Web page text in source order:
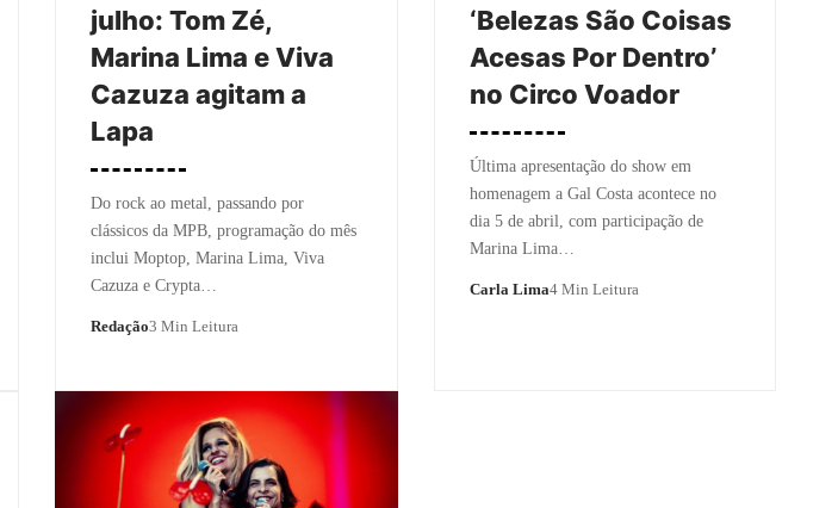
julho: Tom Zé,
Marina Lima e Viva
Cazuza agitam a
Lapa
Do rock ao metal, passando por
clássicos da MPB, programação do mês
inclui Moptop, Marina Lima, Viva
Cazuza e Crypta…
Redação3 Min Leitura
‘Belezas São Coisas
Acesas Por Dentro’
no Circo Voador
Última apresentação do show em
homenagem a Gal Costa acontece no
dia 5 de abril, com participação de
Marina Lima…
Carla Lima4 Min Leitura